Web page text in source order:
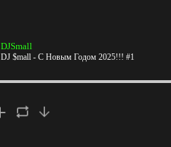
DJSmall
DJ $mall - С Новым Годом 2025!!! #1